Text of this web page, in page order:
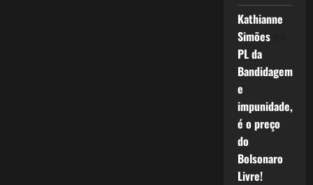
Kathianne
Simõesem
PL da
Bandidagem
e
impunidade,
é o preço
do
Bolsonaro
Livre!